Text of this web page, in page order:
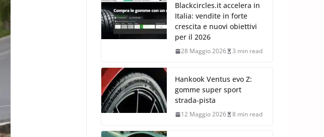
Blackcircles.it accelera in
Italia: vendite in forte
crescita e nuovi obiettivi
per il 2026
28 Maggio 2026 3 min read
Hankook Ventus evo Z:
gomme super sport
strada-pista
12 Maggio 2026 8 min read